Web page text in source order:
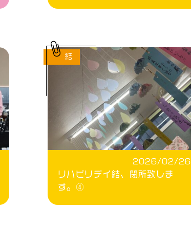
2026/02/26
リハビリデイ結、閉所致しま
す。④
結